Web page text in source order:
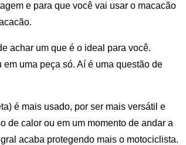
e para que você vai usar o macacão
achar um que é o ideal para você.
uma peça só. Aí é uma questão de
é mais usado, por ser mais versátil e
de calor ou em um momento de andar a
acaba protegendo mais o motociclista.